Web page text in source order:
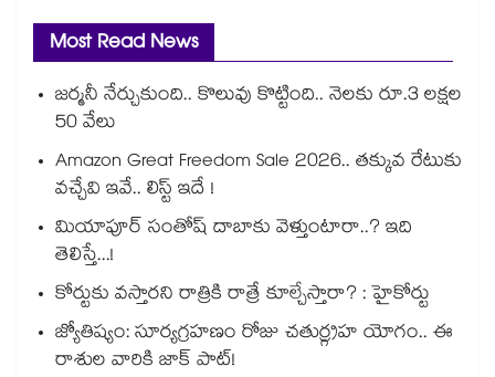
Most Read News
జర్మనీ నేర్చుకుంది.. కొలువు కొట్టింది.. నెలకు రూ.3 లక్షల
50 వేలు
Amazon Great Freedom Sale 2026.. తక్కువ రేటుకు
వచ్చేవి ఇవే.. లిస్ట్ ఇదే !
మియాపూర్ సంతోష్ దాబాకు వెళ్తుంటారా..? ఇది
తెలిస్తే...!
కోర్టుకు వస్తారని రాత్రికి రాత్రే కూల్చేస్తారా? : హైకోర్టు
జ్యోతిష్యం: సూర్యగ్రహణం రోజు చతుర్గ్రహ యోగం.. ఈ
రాశుల వారికి జాక్ పాట్!